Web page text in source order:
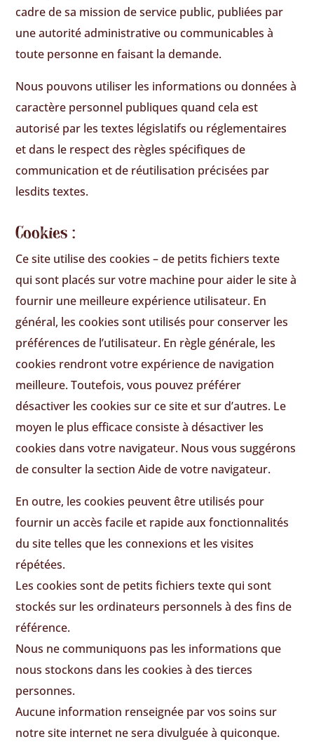
cadre de sa mission de service public, publiées par
une autorité administrative ou communicables à
toute personne en faisant la demande.
Nous pouvons utiliser les informations ou données à
caractère personnel publiques quand cela est
autorisé par les textes législatifs ou réglementaires
et dans le respect des règles spécifiques de
communication et de réutilisation précisées par
lesdits textes.
Cookies :
Ce site utilise des cookies – de petits fichiers texte
qui sont placés sur votre machine pour aider le site à
fournir une meilleure expérience utilisateur. En
général, les cookies sont utilisés pour conserver les
préférences de l’utilisateur. En règle générale, les
cookies rendront votre expérience de navigation
meilleure. Toutefois, vous pouvez préférer
désactiver les cookies sur ce site et sur d’autres. Le
moyen le plus efficace consiste à désactiver les
cookies dans votre navigateur. Nous vous suggérons
de consulter la section Aide de votre navigateur.
En outre, les cookies peuvent être utilisés pour
fournir un accès facile et rapide aux fonctionnalités
du site telles que les connexions et les visites
répétées.
Les cookies sont de petits fichiers texte qui sont
stockés sur les ordinateurs personnels à des fins de
référence.
Nous ne communiquons pas les informations que
nous stockons dans les cookies à des tierces
personnes.
Aucune information renseignée par vos soins sur
notre site internet ne sera divulguée à quiconque.